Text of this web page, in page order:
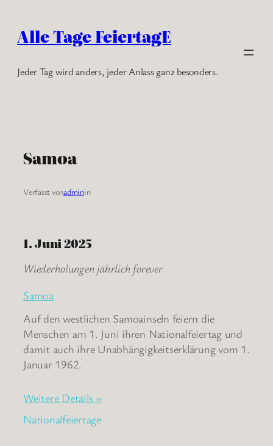
Inhalt
springen
Alle Tage FeiertagE
Jeder Tag wird anders, jeder Anlass ganz besonders.
Samoa
Verfasst vonadminin
1. Juni 2025
Wiederholungen jährlich forever
Samoa
Auf den westlichen Samoainseln feiern die
Menschen am 1. Juni ihren Nationalfeiertag und
damit auch ihre Unabhängigkeitserklärung vom 1.
Januar 1962.
Weitere Details »
Nationalfeiertage